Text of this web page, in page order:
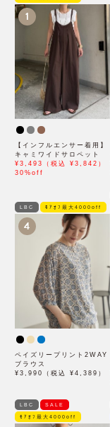
1
【インフルエンサー着用】
キャミワイドサロペット
¥3,493（税込 ¥3,842）
30%off
LBC ﾓｱｵﾌ最大4000off
4
ペイズリープリント2WAY
ブラウス
¥3,990（税込 ¥4,389）
LBC SALE
ﾓｱｵﾌ最大4000off